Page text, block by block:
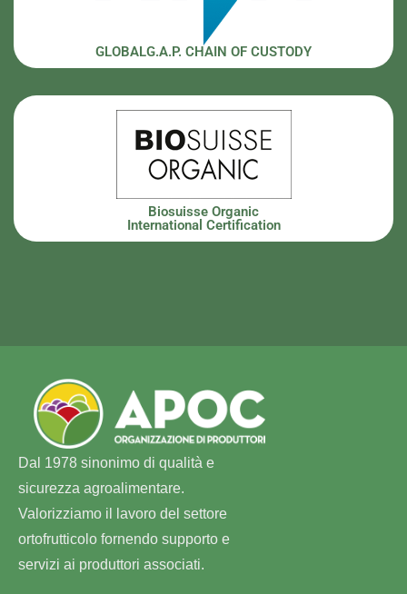
GLOBALG.A.P. CHAIN OF CUSTODY
Biosuisse Organic
International Certification
Dal 1978 sinonimo di qualità e
sicurezza agroalimentare.
Valorizziamo il lavoro del settore
ortofrutticolo fornendo supporto e
servizi ai produttori associati.